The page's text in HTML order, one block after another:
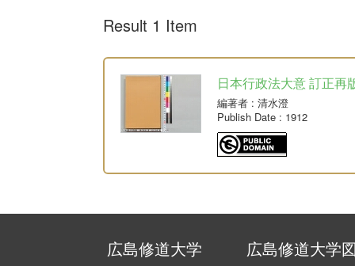
Result 1 Item
日本行政法大意 訂正再
編著者 : 清水澄
Publish Date : 1912
広島修道大学 広島修道大学